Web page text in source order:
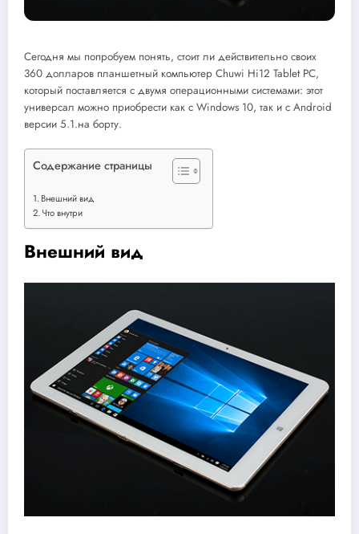
Сегодня мы попробуем понять, стоит ли действительно своих
360 долларов планшетный компьютер Chuwi Hi12 Tablet PC,
который поставляется с двумя операционными системами: этот
универсал можно приобрести как с Windows 10, так и с Android
версии 5.1.на борту.
Содержание страницы
Внешний вид
Что внутри
Внешний вид